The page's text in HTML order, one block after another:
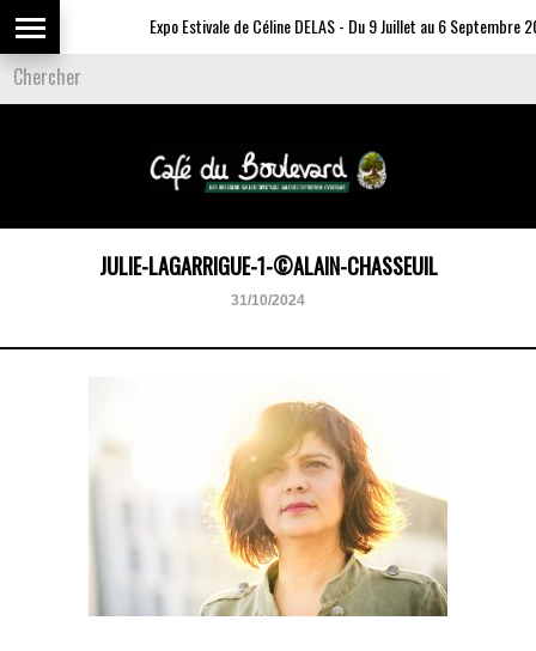
Expo Estivale de Céline DELAS - Du 9 Juillet au 6 Septembre
JULIE-LAGARRIGUE-1-©ALAIN-CHASSEUIL
31/10/2024